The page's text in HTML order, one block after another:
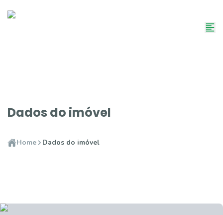
Dados do imóvel
Home Dados do imóvel